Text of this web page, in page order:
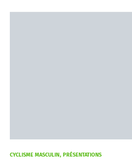
CYCLISME MASCULIN PRÉSENTATIONS